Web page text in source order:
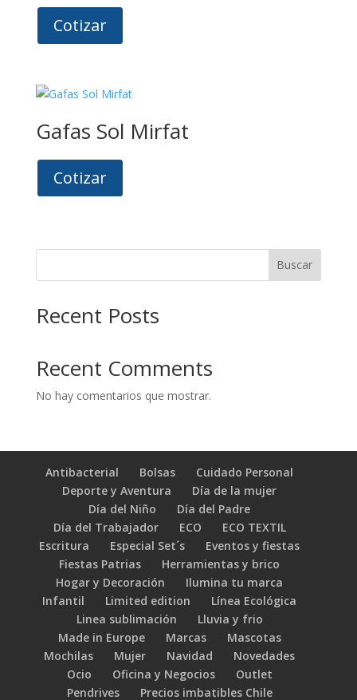
Cotizar
Gafas Sol Mirfat
Cotizar
Buscar
Recent Posts
Recent Comments
No hay comentarios que mostrar.
Antibacterial Bolsas
Cuidado Personal
Deporte y Aventura
Día de la mujer
Día del Niño
Día del Padre
Día del Trabajador
ECO
ECO TEXTIL
Escritura
Especial Set´s
Eventos y fiestas
Fiestas Patrias
Herramientas y brico
Hogar y Decoración
Ilumina tu marca
Infantil
Limited edition
Línea Ecológica
Linea sublimación
Lluvia y frio
Made in Europe
Marcas
Mascotas
Mochilas
Mujer Navidad
Novedades
Ocio
Oficina y Negocios
Outlet
Pendrives
Precios imbatibles Chile